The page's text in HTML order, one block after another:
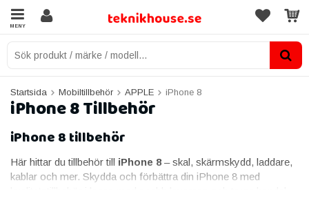
MENY
Startsida Mobiltillbehör APPLE iPhone 8
iPhone 8 Tillbehör
iPhone 8 tillbehör
Här hittar du tillbehör till iPhone 8 – skal, skärmskydd, laddare,
kablar och mer. Skydda och förbättra din iPhone 8 med